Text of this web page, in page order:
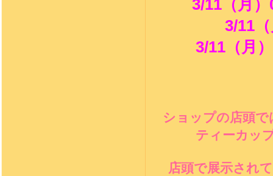
3/11（月
3/11
3/11（月
ショップの店頭
ティーカッ
店頭で展示され